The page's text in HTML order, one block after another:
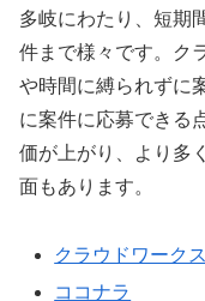
多岐にわたり、短期
件まで様々です。ク
や時間に縛られずに
に案件に応募できる
価が上がり、より多
面もあります。
クラウドワークス
ココナラ